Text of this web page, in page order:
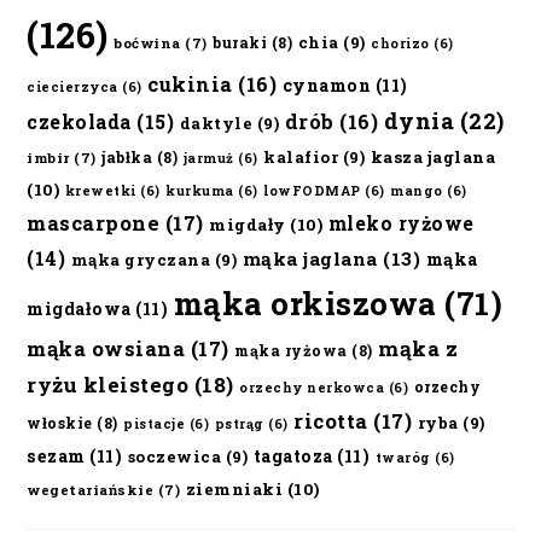
(126) boćwina (7) buraki (8) chia (9) chorizo (6)
ciecierzyca (6) cukinia (16) cynamon (11)
czekolada (15) daktyle (9) drób (16) dynia (22)
imbir (7) jabłka (8) jarmuż (6) kalafior(9) kasza jaglana
(10) krewetki (6) kurkuma (6) lowFODMAP (6) mango (6)
mascarpone (17) migdały (10) mleko ryżowe
(14) mąka gryczana (9) mąka jaglana (13) mąka
migdałowa (11) mąka orkiszowa (71)
mąka owsiana (17) mąka ryżowa (8) mąka z
ryżu kleistego (18) orzechy nerkowca (6) orzechy
włoskie (8) pistacje (6) pstrąg (6) ricotta (17) ryba (9)
sezam (11) soczewica (9) tagatoza (11) twaróg (6)
wegetariańskie (7) ziemniaki (10)